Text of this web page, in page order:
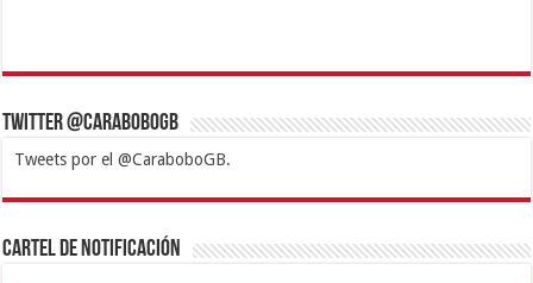
Twitter @CaraboboGB
Tweets por el @CaraboboGB.
1xbetBetturkeyBetistKralbetSupertotobetTipobetMatadorbetMariobet
https://mvbcasino.com/
Cartel de Notificación